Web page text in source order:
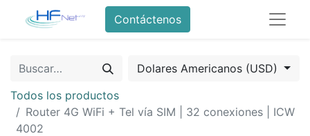
Contáctenos
Dolares Americanos (USD)
Todos los productos
Router 4G WiFi + Tel vía SIM | 32 conexiones | ICW
4002